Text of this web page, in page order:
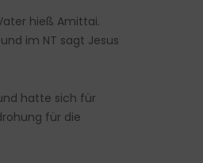
hieß Amittai.
im NT sagt Jesus
hatte sich für
für die